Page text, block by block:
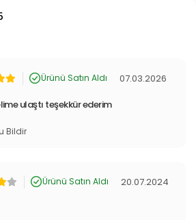
Ürünü Satın Aldı 07.03.2026
ulaştı teşekkür ederim
Bildir
Ürünü Satın Aldı 20.07.2024